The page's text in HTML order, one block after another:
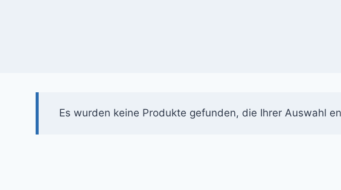
Es wurden keine Produkte gefunden, die Ihrer Auswahl